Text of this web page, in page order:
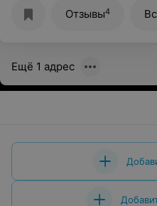
Отзывы4
Ещё 1 адрес